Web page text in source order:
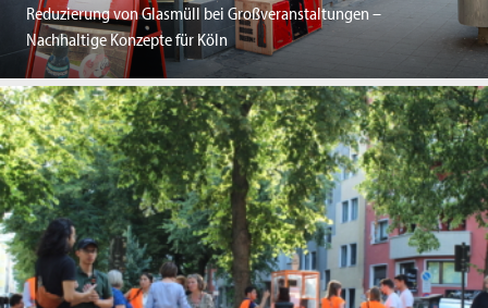
Reduzierung von Glasmüll bei Großveranstaltungen –
Nachhaltige Konzepte für Köln